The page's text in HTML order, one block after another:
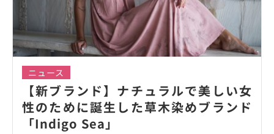
ニュース
【新ブランド】ナチュラルで美しい女
性のために誕生した草木染めブランド
「Indigo Sea」